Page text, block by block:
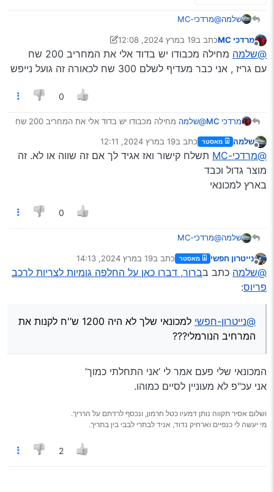
שלמה@מרדכי-MC
על על גומיית צרייה פנימית?) בכל אופן השימון הוא ע’'י משחת
גריז ולא משהו נוזלי שאתה שם על הגומיה מבפנים
סתם כך אני ממליץ על גומיה אוניברסלית. ולא מקורית של
היצרן. היא פחות נוטה להיקרע
@נייטרון-חפשי
המרחיב הנורמלי???
מנותק
מרדכי MC כתב ב19 במרץ 2024, 12:08
נערך לאחרונה על ידי מרדכי MC
@שלמה מחילה מכבודו יש בדוד אלי את המחריב 200 שח
עם גריז , אני כבר מעדיף לשלם 300 שח לכאורה זה גועל נייפש
0
מרדכי MC @שלמה מחילה מכבודו יש בדוד אלי את המחריב 200 שח
נייפש
שלמה מאסטר כתב ב19 במרץ 2024, 12:11
נערך לאחרונה על ידי
@מרדכי-MC
תשלח קישור ואז אגיד לך אם זה שווה או לא. זה
מוצר גדול וכבד
בארץ למכונאי
0
שלמה@מרדכי-MC
על על גומיית צרייה פנימית?) בכל אופן השימון הוא ע’'י משחת
גריז ולא משהו נוזלי שאתה שם על הגומיה מבפנים
@נייטרון-חפשי
למכונאי שלך לא היה 1200 ש’'ח לקנות את
המרחיב הנורמלי???
מנותק
נייטרון חפשי מאסטר כתב ב19 במרץ 2024, 14:13
נערך לאחרונה על ידי
@שלמה כתב בברור, דברו כאן על החלפה גומיות לצריות לרכב
פריוס:
@נייטרון-חפשי
למכונאי שלך לא היה 1200 ש’'ח לקנות את
המרחיב הנורמלי???
המכונאי שלי פעם אמר לי ‘אני התחלתי כמוך’
אני עכ"פ לא מעוניין לסיים כמוהו.
ושלום אסיר תקווה נותן דמעיו כטל חרמון, ונכסף לרדתם על הרריך.
מי יעשה לי כנפיים וארחיק נדוד, אניד לבתרי לבבי בין בתריך.
2